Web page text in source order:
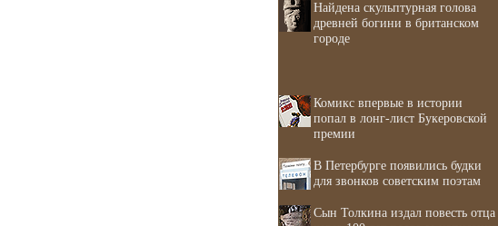
Найдена скульптурная голова
древней богини в британском
городе
Комикс впервые в истории
попал в лонг-лист Букеровской
премии
В Петербурге появились будки
для звонков советским поэтам
Сын Толкина издал повесть отца